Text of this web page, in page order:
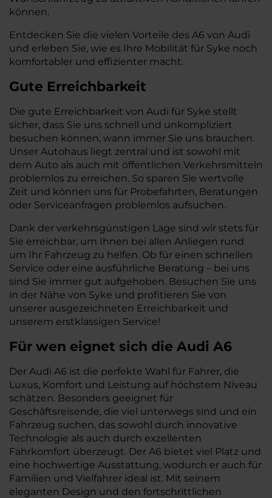
können.
Entdecken Sie die vielen Vorteile des A6 von Audi
und erleben Sie, wie es Ihre Mobilität für Syke noch
komfortabler und effizienter macht.
Gute Erreichbarkeit
Die gute Erreichbarkeit von Audi für Syke stellt
sicher, dass Sie uns schnell und unkompliziert
besuchen können, wann immer Sie uns brauchen.
Unser Autohaus liegt zentral und ist sowohl mit
dem Auto als auch mit öffentlichen Verkehrsmitteln
problemlos zu erreichen. So sparen Sie wertvolle
Zeit und können uns für Probefahrten, Beratungen
oder Serviceanfragen problemlos aufsuchen.
Dank der verkehrsgünstigen Lage sind wir stets für
Sie erreichbar, um Ihnen bei allen Anliegen rund
um Ihr Fahrzeug zu helfen. Ob für einen schnellen
Service oder eine ausführliche Beratung – bei uns
sind Sie immer gut aufgehoben. Besuchen Sie uns
in der Nähe von Syke und profitieren Sie von
unserer ausgezeichneten Erreichbarkeit und
unserem erstklassigen Service!
Für wen eignet sich die Audi A6
Der Audi A6 ist die perfekte Wahl für Fahrer, die
Luxus, Komfort und Leistung auf höchstem Niveau
schätzen. Besonders geeignet für
Geschäftsreisende, die viel unterwegs sind und ein
Fahrzeug suchen, das sowohl durch innovative
Technologie als auch durch exzellenten
Fahrkomfort überzeugt. Der A6 bietet viel Platz und
eine hochwertige Ausstattung, wodurch er auch für
Familien und Vielfahrer ideal ist. Mit seinem
eleganten Design und den fortschrittlichen